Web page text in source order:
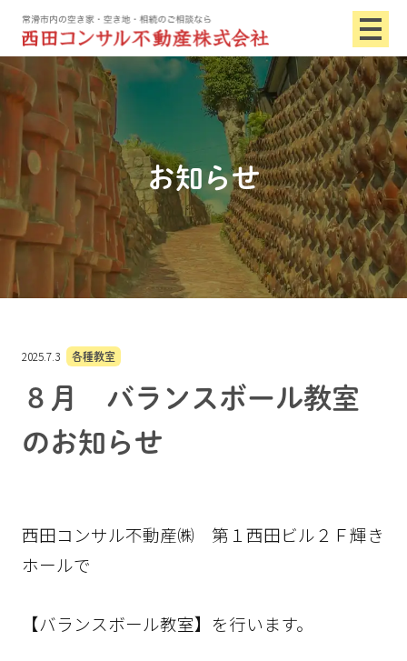
お知らせ
2025.7.3 各種教室
８月 バランスボール教室
のお知らせ
西田コンサル不動産㈱ 第１西田ビル２Ｆ輝き
ホールで
【バランスボール教室】を行います。